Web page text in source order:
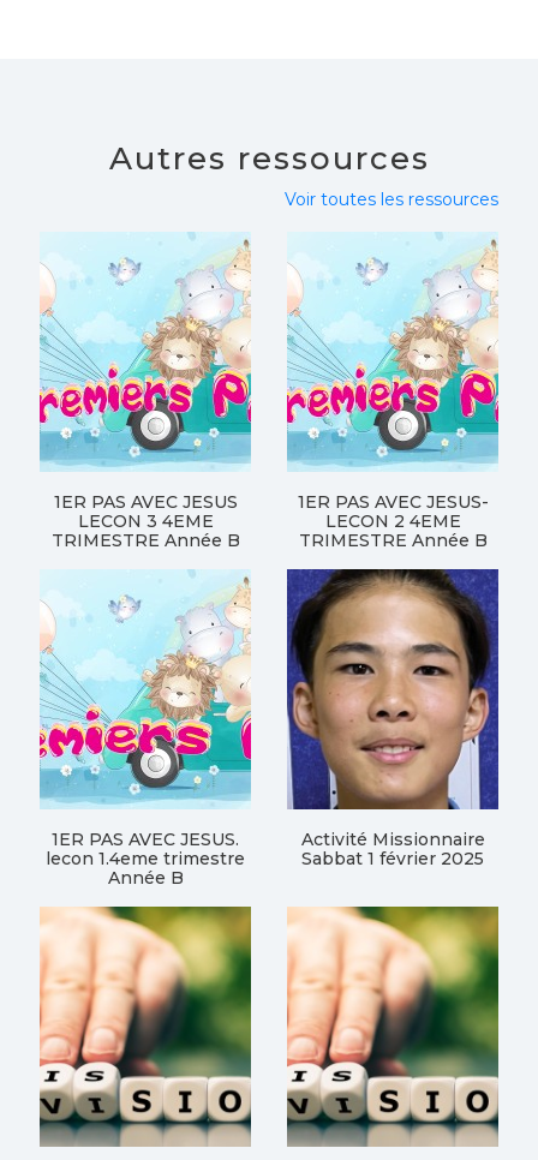
Autres ressources
Voir toutes les ressources
1ER PAS AVEC JESUS
LECON 3 4EME
TRIMESTRE Année B
1ER PAS AVEC JESUS-
LECON 2 4EME
TRIMESTRE Année B
1ER PAS AVEC JESUS.
lecon 1.4eme trimestre
Année B
Activité Missionnaire
Sabbat 1 février 2025